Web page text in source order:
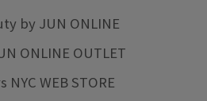
by JUN ONLINE
ONLINE OUTLET
NYC WEB STORE